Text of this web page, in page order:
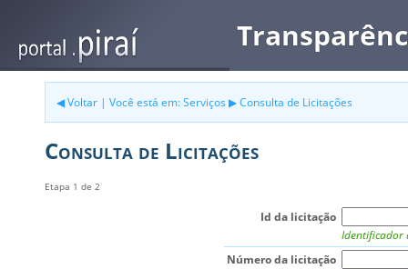
Voltar | Você está em:Serviços Consulta de Licitações
Consulta de Licitações
Etapa 1 de 2
Id da licitação
Identificador
Número da licitação